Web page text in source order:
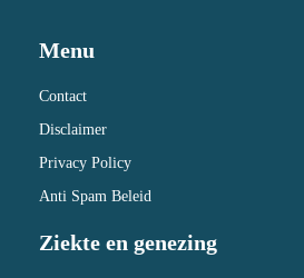
Menu
Contact
Disclaimer
Privacy Policy
Anti Spam Beleid
Ziekte en genezing